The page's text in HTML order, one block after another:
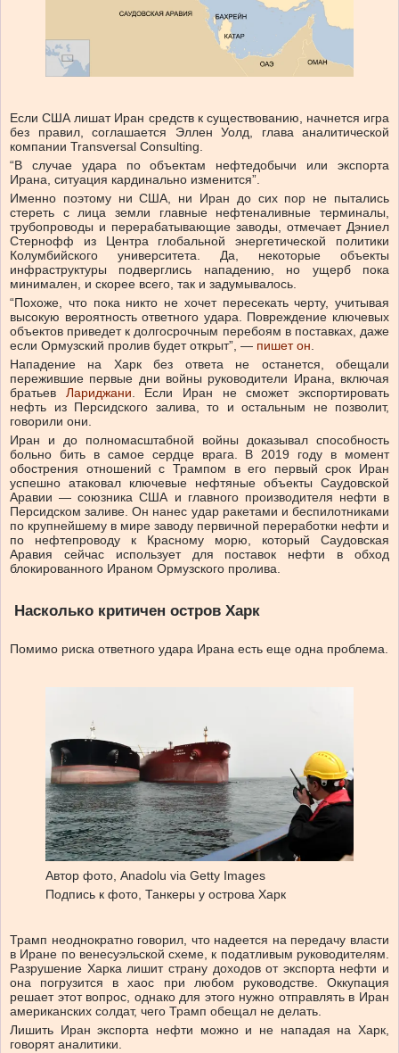
Если США лишат Иран средств к существованию, начнется игра
без правил, соглашается Эллен Уолд, глава аналитической
компании Transversal Consulting.
“В случае удара по объектам нефтедобычи или экспорта
Ирана, ситуация кардинально изменится”.
Именно поэтому ни США, ни Иран до сих пор не пытались
стереть с лица земли главные нефтеналивные терминалы,
трубопроводы и перерабатывающие заводы, отмечает Дэниел
Стернофф из Центра глобальной энергетической политики
Колумбийского университета. Да, некоторые объекты
инфраструктуры подверглись нападению, но ущерб пока
минимален, и скорее всего, так и задумывалось.
“Похоже, что пока никто не хочет пересекать черту, учитывая
высокую вероятность ответного удара. Повреждение ключевых
объектов приведет к долгосрочным перебоям в поставках, даже
если Ормузский пролив будет открыт”, — пишет он
Нападение на Харк без ответа не останется, обещали
пережившие первые дни войны руководители Ирана, включая
братьев Лариджани . Если Иран не сможет экспортировать
нефть из Персидского залива, то и остальным не позволит,
говорили они.
Иран и до полномасштабной войны доказывал способность
больно бить в самое сердце врага. В 2019 году в момент
обострения отношений с Трампом в его первый срок Иран
успешно атаковал ключевые нефтяные объекты Саудовской
Аравии — союзника США и главного производителя нефти в
Персидском заливе. Он нанес удар ракетами и беспилотниками
по крупнейшему в мире заводу первичной переработки нефти и
по нефтепроводу к Красному морю, который Саудовская
Аравия сейчас использует для поставок нефти в обход
блокированного Ираном Ормузского пролива.
Насколько критичен остров Харк
Помимо риска ответного удара Ирана есть еще одна проблема.
Автор фото, Anadolu via Getty Images
Подпись к фото, Танкеры у острова Харк
Трамп неоднократно говорил, что надеется на передачу власти
в Иране по венесуэльской схеме, к податливым руководителям.
Разрушение Харка лишит страну доходов от экспорта нефти и
она погрузится в хаос при любом руководстве. Оккупация
решает этот вопрос, однако для этого нужно отправлять в Иран
американских солдат, чего Трамп обещал не делать.
Лишить Иран экспорта нефти можно и не нападая на Харк,
говорят аналитики.